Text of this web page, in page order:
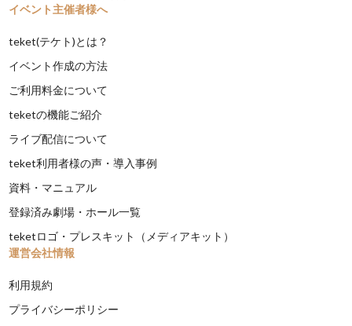
イベント主催者様へ
teket(テケト)とは？
イベント作成の方法
ご利用料金について
teketの機能ご紹介
ライブ配信について
teket利用者様の声・導入事例
資料・マニュアル
登録済み劇場・ホール一覧
teketロゴ・プレスキット（メディアキット）
運営会社情報
利用規約
プライバシーポリシー